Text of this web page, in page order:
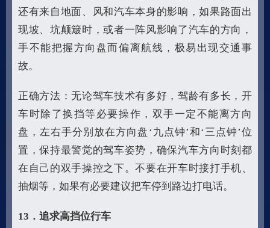
还有来自地面、风和汽车本身的影响，如果路面出
现坡、坑颠簸时，或者一阵风影响了汽车的方向，
手不能把握方向盘而偏离航线，极易出现交通事
故。
正确方法：无论驾车技术有多好，驾龄有多长，开
车时除了换挡等必要操作，双手一定不能离方向
盘，左右手分别放在方向盘‘九点钟’和‘三点钟’位
置，保持最警觉的驾车姿势，确保汽车方向时刻都
在自己的双手操控之下。不要在开车时接打手机、
抽烟等，如果有必要建议把车停到路边打电话。
13 ．追求高挡位行车